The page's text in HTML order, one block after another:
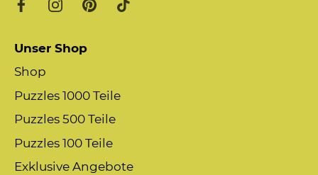
Unser Shop
Shop
Puzzles 1000 Teile
Puzzles 500 Teile
Puzzles 100 Teile
Exklusive Angebote